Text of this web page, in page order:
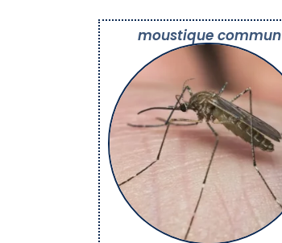
moustique commun